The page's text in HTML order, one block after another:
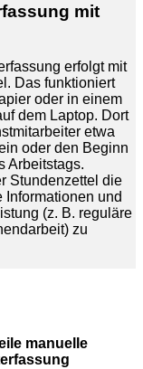
mit
erfolgt mit
Das funktioniert
oder in einem
dem Laptop. Dort
etwa
oder den Beginn
Arbeitstags.
Stundenzettel die
Informationen und
(z. B. reguläre
zu
manuelle